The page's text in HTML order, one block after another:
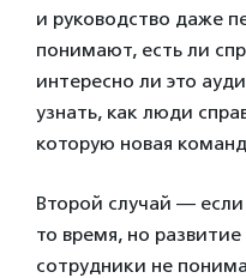
и руководство даже
понимают, есть ли
интересно ли это
узнать, как люди
которую новая
Второй случай —
то время, но
сотрудники не